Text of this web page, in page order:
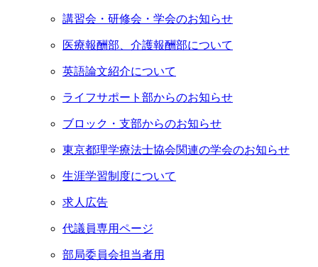
講習会・研修会・学会のお知らせ
医療報酬部、介護報酬部について
英語論文紹介について
ライフサポート部からのお知らせ
ブロック・支部からのお知らせ
東京都理学療法士協会関連の学会のお知らせ
生涯学習制度について
求人広告
代議員専用ページ
部局委員会担当者用